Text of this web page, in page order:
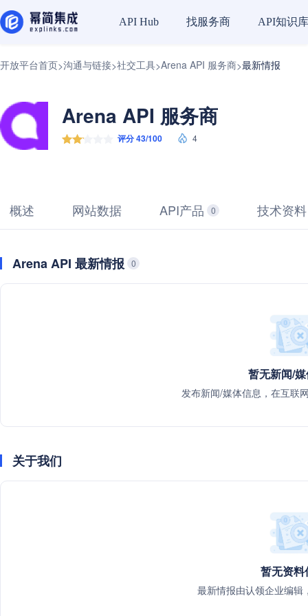
API Hub 找服务商 API知识库
开放平台首页>沟通与链接>社交工具>Arena API 服务商>最新情报
Arena API 服务商
评分 43/100 4
概述 网站数据 API产品 0 技术资料
Arena API 最新情报 0
暂无新闻/
发布新闻/媒体信息，在互联
关于我们
暂无资料
最新情报由认领企业编辑